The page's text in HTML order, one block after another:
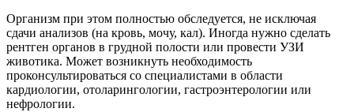
Организм при этом полностью обследуется, не исключая
сдачи анализов (на кровь, мочу, кал). Иногда нужно сделать
рентген органов в грудной полости или провести УЗИ
животика. Может возникнуть необходимость
проконсультироваться со специалистами в области
кардиологии, отоларингологии, гастроэнтерологии или
нефрологии.